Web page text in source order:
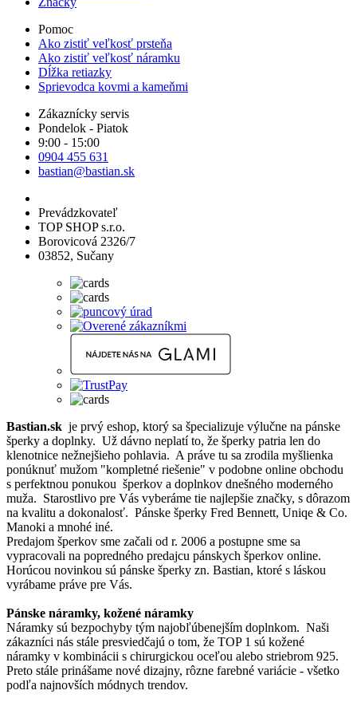
Pomoc
Ako zistiť veľkosť prsteňa
Ako zistiť veľkosť náramku
Dĺžka retiazky
Sprievodca kovmi a kameňmi
Zákaznícky servis
Pondelok - Piatok
9:00 - 15:00
0904 455 631
bastian@bastian.sk
Prevádzkovateľ
TOP SHOP s.r.o.
Borovicová 2326/7
03852, Sučany
Bastian.sk je prvý eshop, ktorý sa špecializuje výlučne na pánske
šperky a doplnky. Už dávno neplatí to, že šperky patria len do
klenotnice nežnejšieho pohlavia. A práve tu sa zrodila myšlienka
ponúknuť mužom "kompletné riešenie" v podobne online obchodu
s perfektnou ponukou šperkov a doplnkov dnešného moderného
muža. Starostlivo pre Vás vyberáme tie najlepšie značky, s dôrazom
na kvalitu a dokonalosť. Pánske šperky Fred Bennett, Uniqe & Co.
Manoki a mnohé iné.
Predajom šperkov sme začali od r. 2006 a postupne sme sa
vypracovali na popredného predajcu pánskych šperkov online.
Horúcou novinkou sú pánske šperky zn. Bastian, ktoré s láskou
vyrábame práve pre Vás.
Pánske náramky, kožené náramky
Náramky sú bezpochyby tým najobľúbenejším doplnkom. Naši
zákazníci nás stále presviedčajú o tom, že TOP 1 sú kožené
náramky v kombinácii s chirurgickou oceľou alebo striebrom 925.
Preto stále prinášame nové dizajny, rôzne farebné variácie - všetko
podľa najnovších módnych trendov.